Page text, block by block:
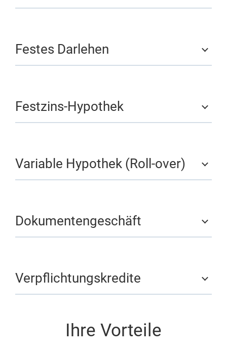
Festes Darlehen
Festzins-Hypothek
Variable Hypothek (Roll-over)
Dokumentengeschäft
Verpflichtungskredite
Ihre Vorteile